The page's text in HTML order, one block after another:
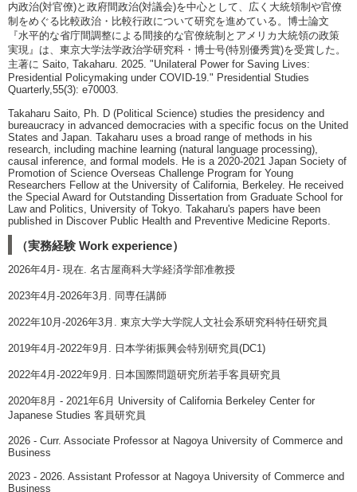
内政治(対官僚)と政府間政治(対議会)を中心として、広く大統領制や官僚
制をめぐる比較政治・比較行政について研究を進めている。博士論文
『水平的な省庁間調整による間接的な官僚統制とアメリカ大統領の政策
実現』は、東京大学法学政治学研究科・博士号(特別優秀賞)を受賞した。
主著に Saito, Takaharu. 2025. "Unilateral Power for Saving Lives:
Presidential Policymaking under COVID-19." Presidential Studies
Quarterly,55(3): e70003.
Takaharu Saito, Ph. D (Political Science) studies the presidency and
bureaucracy in advanced democracies with a specific focus on the United
States and Japan. Takaharu uses a broad range of methods in his
research, including machine learning (natural language processing),
causal inference, and formal models. He is a 2020-2021 Japan Society of
Promotion of Science Overseas Challenge Program for Young
Researchers Fellow at the University of California, Berkeley. He received
the Special Award for Outstanding Dissertation from Graduate School for
Law and Politics, University of Tokyo. Takaharu's papers have been
published in Discover Public Health and Preventive Medicine Reports.
（実務経験 Work experience）
2026年4月- 現在. 名古屋商科大学経済学部准教授
2023年4月-2026年3月. 同専任講師
2022年10月-2026年3月. 東京大学大学院人文社会系研究科特任研究員
2019年4月-2022年9月. 日本学術振興会特別研究員(DC1)
2022年4月-2022年9月. 日本国際問題研究所若手客員研究員
2020年8月 - 2021年6月 University of California Berkeley Center for
Japanese Studies 客員研究員
2026 - Curr. Associate Professor at Nagoya University of Commerce and
Business
2023 - 2026. Assistant Professor at Nagoya University of Commerce and
Business